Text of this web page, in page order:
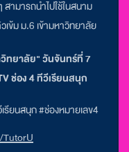
ามารถนำไปใช้ในสนาม
ข้ม ม.6 เข้ามหาวิทยาลัย
ทยาลัย" วันจันทร์ที่ 7
ช่อง 4 ทีวีเรียนสนุก
รียนสนุก #ช่องหมายเลข4
TutorU